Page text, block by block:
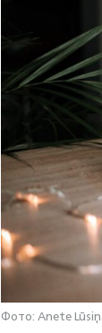
Фото: Anete